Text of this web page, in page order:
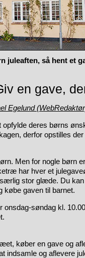
juleaften, så hent et
en gave,
Egelund
opfylde deres børns
derfor opstilles
Men for nogle børn
har hver et
stor glæde. Du kan
købe gaven til barnet.
søndag kl.
køber en gave og
indsamle og aflevere